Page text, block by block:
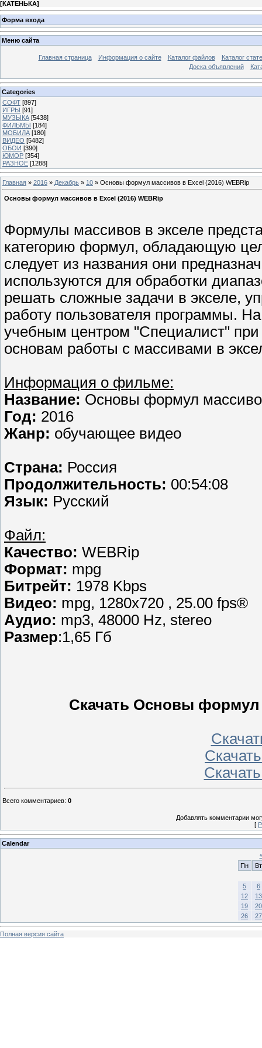
[КАТЕНЬКА]
Форма входа
Меню сайта
Главная страница Информация о сайте Каталог файлов
Каталог
Доска объявлений
Categories
СОФТ [897]
ИГРЫ [91]
МУЗЫКА [5438]
ФИЛЬМЫ [184]
МОБИЛА [180]
ВИДЕО [5482]
ОБОИ [390]
ЮМОР [354]
РАЗНОЕ [1288]
Главная » 2016 » Декабрь » 10 » Основы формул массивов в Excel (2016) WEBRip
Основы формул массивов в Excel (2016) WEBRip
Формулы массивов в экселе
категорию формул, обладающую
следует из названия они
используются для обработки
решать сложные задачи в экселе,
работу пользователя программы.
учебным центром "Специалист"
основам работы с массивами в
Информация о фильме:
Название: Основы формул
Год: 2016
Жанр: обучающее видео
Страна: Россия
Продолжительность: 00:54:08
Язык: Русский
Файл:
Качество: WEBRip
Формат: mpg
Битрейт: 1978 Kbps
Видео: mpg, 1280х720 , 25.00 fps®
Аудио: mp3, 48000 Hz, stereo
Размер:1,65 Гб
Скачать Основы формул
Всего комментариев: 0
Добавлять комментарии
[
Calendar
Пн
Вт
5
6
12
13
19
20
26
27
Полная версия сайта